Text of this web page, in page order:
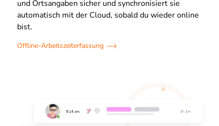
und Ortsangaben sicher und synchronisiert sie
automatisch mit der Cloud, sobald du wieder online
bist.
Offline-Arbeitszeiterfassung